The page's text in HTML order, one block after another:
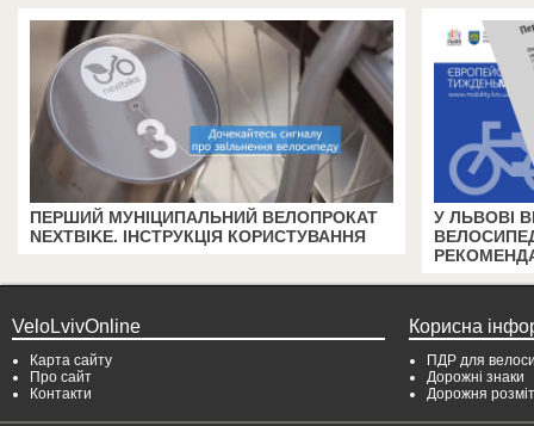
ПЕРШИЙ МУНІЦИПАЛЬНИЙ ВЕЛОПРОКАТ
NEXTBIKE. ІНСТРУКЦІЯ КОРИСТУВАННЯ
У ЛЬВОВІ
VeloLvivOnline
Карта сайту
Про сайт
Контакти
Корисна
ПДР для
Дорожні знаки
Дорожня